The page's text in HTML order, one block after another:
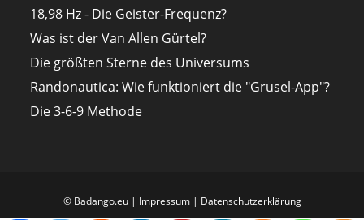
18,98 Hz - Die Geister-Frequenz?
Was ist der Van Allen Gürtel?
Die größten Sterne des Universums
Randonautica: Wie funktioniert die "Grusel-App"?
Die 3-6-9 Methode
© Badango.eu | Impressum| Datenschutzerklärung